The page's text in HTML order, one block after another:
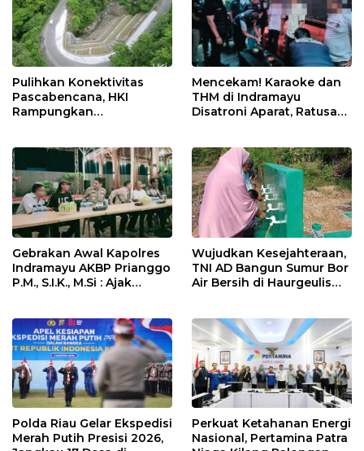
Pulihkan Konektivitas
Pascabencana, HKI
Rampungkan
Mencekam! Karaoke dan
THM di Indramayu
Disatroni Aparat, Ratusan
Gebrakan Awal Kapolres
Indramayu AKBP Prianggo
P.M., S.I.K., M.Si : Ajak
Wujudkan Kesejahteraan,
TNI AD Bangun Sumur Bor
Air Bersih di Haurgeulis
Polda Riau Gelar Ekspedisi
Merah Putih Presisi 2026,
Perkuat Ketahanan Energi
Nasional, Pertamina Patra